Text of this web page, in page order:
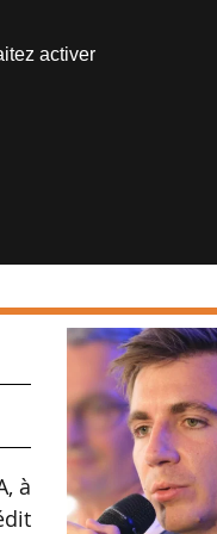
à
activer